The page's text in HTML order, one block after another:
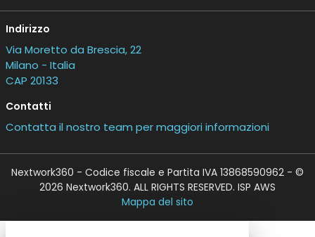
Indirizzo
Via Moretto da Brescia, 22
Milano - Italia
CAP 20133
Contatti
Contatta il nostro team per maggiori informazioni
Nextwork360 - Codice fiscale e Partita IVA 13868590962 - ©
2026 Nextwork360. ALL RIGHTS RESERVED. ISP AWS
Mappa del sito